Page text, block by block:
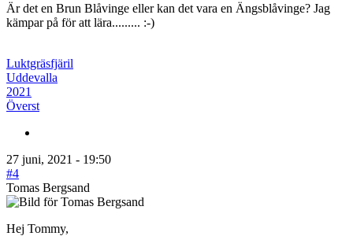
Är det en Brun Blåvinge eller kan det vara en Ängsblåvinge? Jag
kämpar på för att lära......... :-)
Luktgräsfjäril
Uddevalla
2021
Överst
27 juni, 2021 - 19:50
#4
Tomas Bergsand
Hej Tommy,